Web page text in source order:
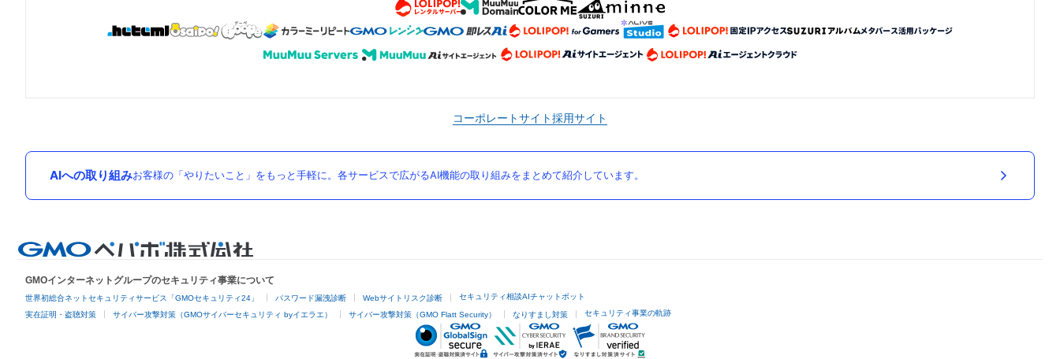
コーポレートサイト採用サイト
AIへの取り組みお客様の「やりたいこと」をもっと手軽に。各サービスで広がるAI機能の取り組みをまとめて紹介しています。
GMOインターネットグループのセキュリティ事業について
世界初総合ネットセキュリティサービス「GMOセキュリティ24」 パスワード漏洩診断 Webサイトリスク診断 セキュリティ相談AIチャットボット
実在証明・盗聴対策 サイバー攻撃対策（GMOサイバーセキュリティ byイエラエ） サイバー攻撃対策（GMO Flatt Security） なりすまし対策 セキュリティ事業の軌跡